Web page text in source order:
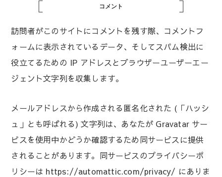
コメント
訪問者がこのサイトにコメントを残す際、コメントフ
ォームに表示されているデータ、そしてスパム検出に
役立てるための IP アドレスとブラウザーユーザーエー
ジェント文字列を収集します。
メールアドレスから作成される匿名化された (「ハッシ
ュ」とも呼ばれる) 文字列は、あなたが Gravatar サー
ビスを使用中かどうか確認するため同サービスに提供
されることがあります。同サービスのプライバシーポ
リシーは https://automattic.com/privacy/ にありま